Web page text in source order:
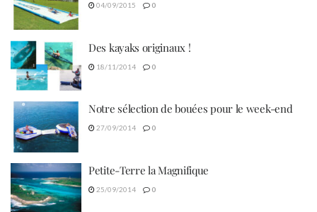
04/09/2015 0
Des kayaks originaux !
18/11/2014 0
Notre sélection de bouées pour le week-end
27/09/2014 0
Petite-Terre la Magnifique
25/09/2014 0